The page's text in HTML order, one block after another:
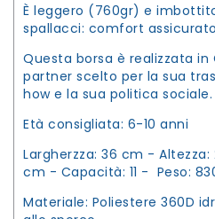
È leggero (760gr) e
spallacci: comfort
Questa borsa è realizzata in
partner scelto per la sua
how e la sua politica sociale.
Età consigliata: 6-10 anni
Largherzza: 36 cm - Altezza:
cm - Capacità: 11 - Peso:
Materiale: Poliestere 360D